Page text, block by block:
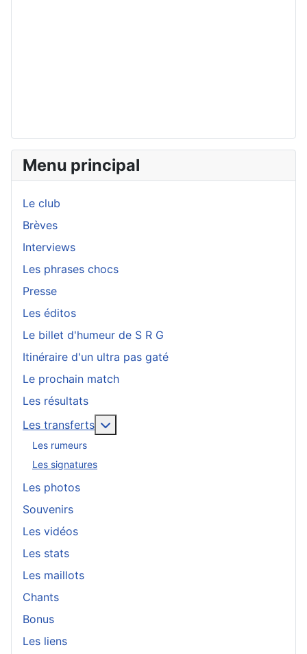
Menu principal
Le club
Brèves
Interviews
Les phrases chocs
Presse
Les éditos
Le billet d'humeur de S R G
Itinéraire d'un ultra pas gaté
Le prochain match
Les résultats
Les transferts
Les rumeurs
Les signatures
Les photos
Souvenirs
Les vidéos
Les stats
Les maillots
Chants
Bonus
Les liens